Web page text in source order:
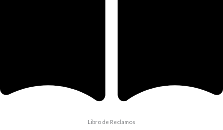
Libro de Reclamos